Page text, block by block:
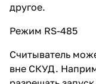
другое.
Режим RS-485
Считыватель
вне СКУД.